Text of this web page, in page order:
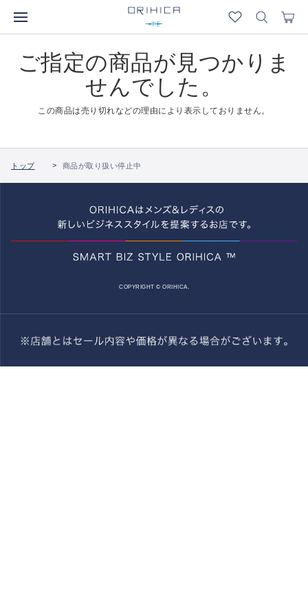
ご指定の商品が見つかりま
せんでした。
この商品は売り切れなどの理由により表示しておりません。
トップ 商品が取り扱い停止中
COPYRIGHT © ORIHICA.